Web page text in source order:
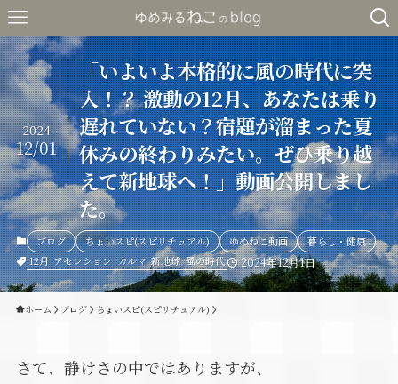
「いよいよ本格的に風の時代に突
入！？ 激動の12月、あなたは乗り
遅れていない？宿題が溜まった夏
休みの終わりみたい。ぜひ乗り越
えて新地球へ！」動画公開しまし
た。
2024
12/01
ブログ ちょいスピ(スピリチュアル) ゆめねこ動画
暮らし・健康
12月 アセンション カルマ 新地球 風の時代 2024年12月1日
ホーム ブログ ちょいスピ(スピリチュアル)
さて、静けさの中ではありますが、